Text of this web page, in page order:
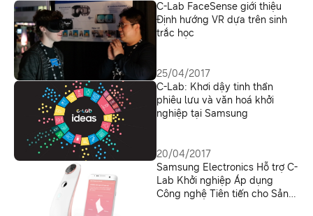
C-Lab FaceSense giới thiệu
Định hướng VR dựa trên sinh
trắc học
25/04/2017
C-Lab: Khơi dậy tinh thần
phiêu lưu và văn hoá khởi
nghiệp tại Samsung
20/04/2017
Samsung Electronics Hỗ trợ C-
Lab Khởi nghiệp Áp dụng
Công nghệ Tiên tiến cho Sản